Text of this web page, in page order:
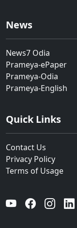
News
News7 Odia
Prameya-ePaper
Prameya-Odia
Prameya-English
Quick Links
Contact Us
Privacy Policy
Terms of Usage
YouTube Facebook Instagram